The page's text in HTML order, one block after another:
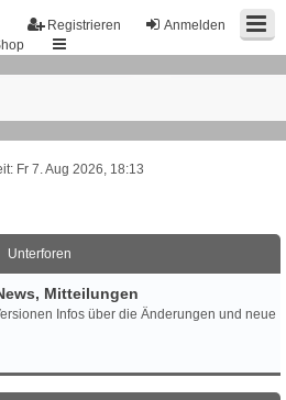
Anmelden
Registrieren
Fr 7. Aug 2026, 18:13
Unterforen
Mitteilungen
Infos über die Änderungen und neue